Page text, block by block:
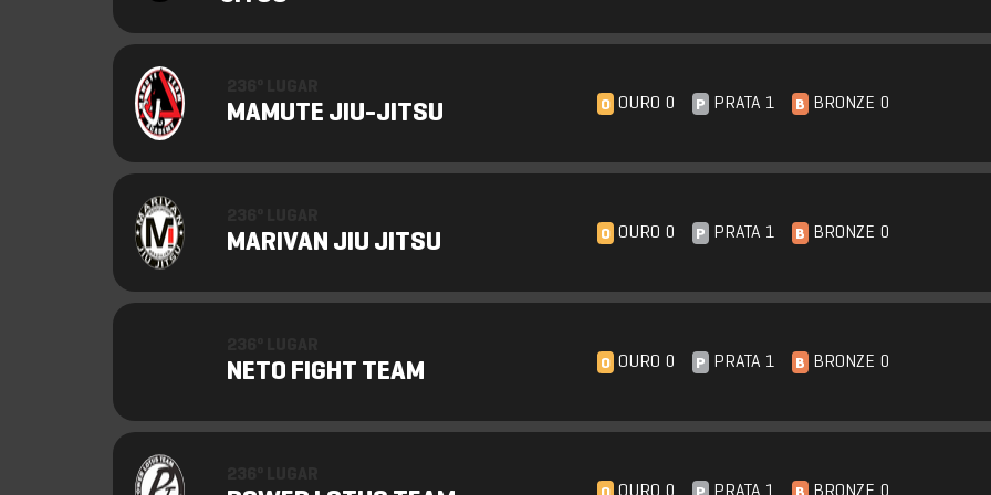
MAMUTE JIU-JITSU O OURO 0 P PRATA 1 B BRONZE 0
MARIVAN JIU JITSU O OURO 0 P PRATA 1 B BRONZE 0
NETO FIGHT TEAM O OURO 0 P PRATA 1 B BRONZE 0
OURO 0 PRATA 1 BRONZE 0